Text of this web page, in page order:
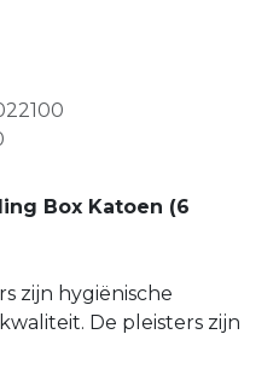
Box Katoen (6
zijn hygiënische
De pleisters zijn